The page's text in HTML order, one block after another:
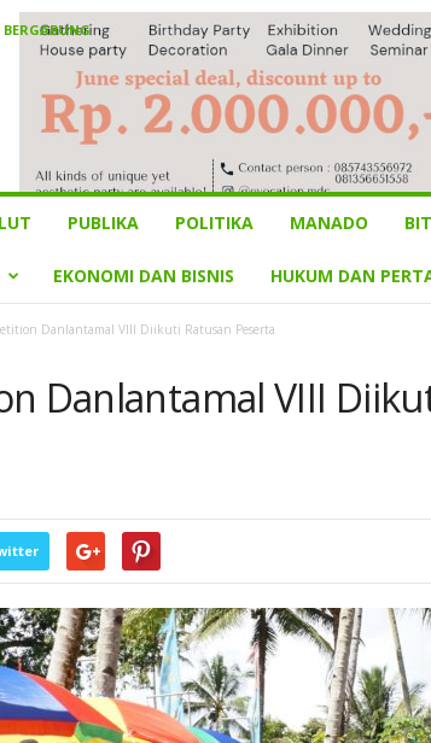
PUBLIKA POLITIKA MANADO
EKONOMI DAN BISNIS HUKUM DAN
Danlantamal VIII Diikuti Ratusan Peserta
Danlantamal VIII